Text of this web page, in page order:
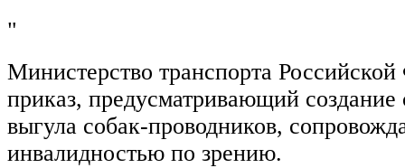
"
Министерство транспорта
приказ, предусматривающий создание
выгула собак-проводников,
инвалидностью по зрению.